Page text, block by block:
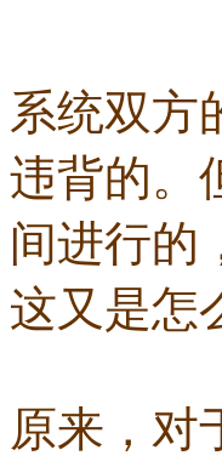
系统双方
违背的。
间进行的
这又是怎
原来，对